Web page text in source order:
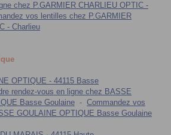
chez P.GARMIER CHARLIEU OPTIC -
vos lentilles chez P.GARMIER
- Charlieu
OPTIQUE - 44115 Basse
rendez-vous en ligne chez BASSE
Basse Goulaine - Commandez vos
GOULAINE OPTIQUE Basse Goulaine